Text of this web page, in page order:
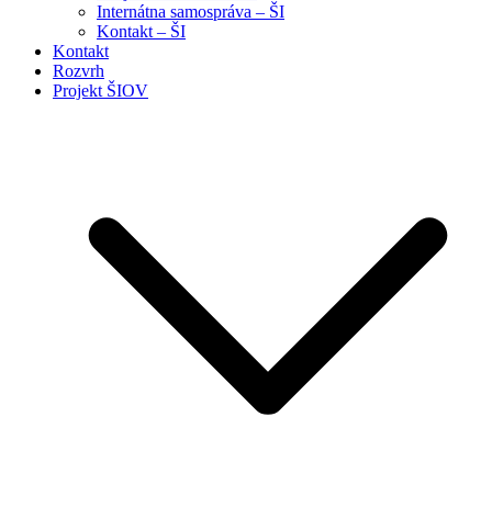
Internátna samospráva – ŠI
Kontakt – ŠI
Kontakt
Rozvrh
Projekt ŠIOV